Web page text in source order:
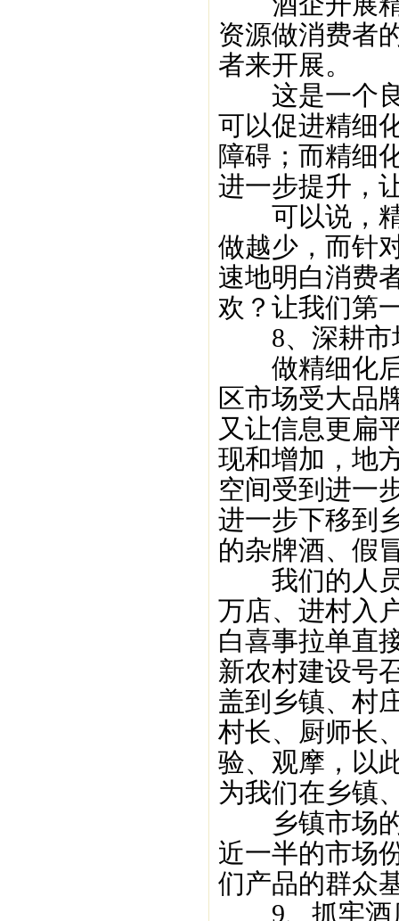
资源做消费者
者来开展。
这是一个良
可以促进精细
障碍；而精细
进一步提升，
可以说，精
做越少，而针
速地明白消费
欢？让我们第
8、深耕市
做精细化后
区市场受大品
又让信息更扁
现和增加，地
空间受到进一
进一步下移到
的杂牌酒、假
我们的人员
万店、进村入
白喜事拉单直
新农村建设号
盖到乡镇、村
村长、厨师长
验、观摩，以
为我们在乡镇
乡镇市场的
近一半的市场
们产品的群众
9、抓牢酒